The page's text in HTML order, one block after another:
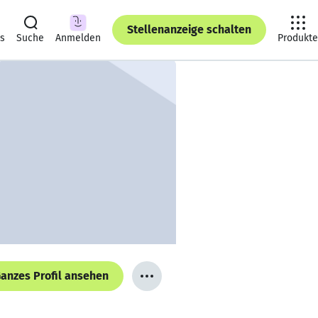
Suche Anmelden
Stellenanzeige schalten
Produkte
Profil ansehen